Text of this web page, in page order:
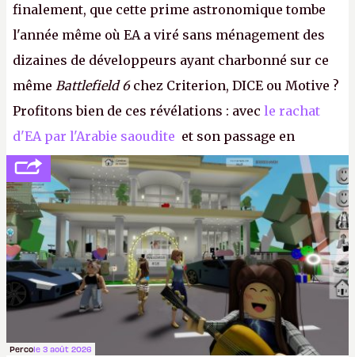
finalement, que cette prime astronomique tombe
l'année même où EA a viré sans ménagement des
dizaines de développeurs ayant charbonné sur ce
même Battlefield 6chez Criterion, DICE ou Motive ?
Profitons bien de ces révélations : avec le rachat
d'EA par l'Arabie saoudite et son passage en
société privée, l'éditeur n'aura bientôt plus
l'obligation de publier ses bilans. Encore une
victoire pour la transparence.P.
Percole 3 août 2026